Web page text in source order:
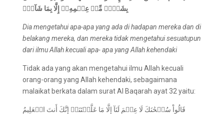
بِشَيۡء مِّنۡ عِلۡمِهِۦٓ إِلَّا بِمَا شَآءَۚ
Dia mengetahui apa-apa yang ada di hadapan mereka dan di
belakang mereka, dan mereka tidak mengetahui sesuatupun
dari ilmu Allah kecuali apa- apa yang Allah kehendaki
Tidak ada yang akan mengetahui ilmu Allah kecuali
orang-orang yang Allah kehendaki, sebagaimana
malaikat berkata dalam surat Al Baqarah ayat 32 yaitu:
قَالُواْ سُبۡحَٰنَكَ لَا عِلۡمَ لَنَآ إِلَّا مَا عَلَّمۡتَنَآۖ إِنَّكَ أَنتَ الۡعَلِيمُ